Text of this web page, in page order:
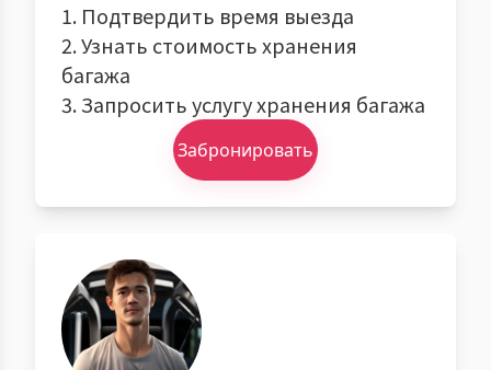
1. Подтвердить время выезда
2. Узнать стоимость хранения
багажа
3. Запросить услугу хранения багажа
Забронировать